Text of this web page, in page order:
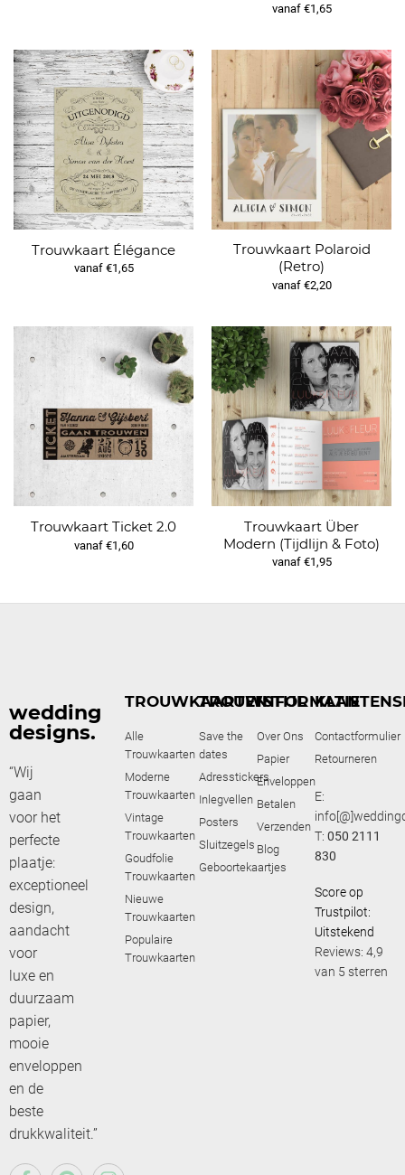
vanaf €1,65
Trouwkaart Élégance
vanaf €1,65
Trouwkaart Polaroid
(Retro)
vanaf €2,20
Trouwkaart Ticket 2.0
vanaf €1,60
Trouwkaart Über
Modern (Tijdlijn & Foto)
vanaf €1,95
wedding
designs.
“Wij
gaan
voor het
perfecte
plaatje:
exceptioneel
design,
aandacht
voor
luxe en
duurzaam
papier,
mooie
enveloppen
en de
beste
drukkwaliteit.”
TROUWKAARTEN
Alle
Trouwkaarten
Moderne
Trouwkaarten
Vintage
Trouwkaarten
Goudfolie
Trouwkaarten
Nieuwe
Trouwkaarten
Populaire
Trouwkaarten
TROUWSTIJL
Save the
dates
Adresstickers
Inlegvellen
Posters
Sluitzegels
Geboortekaartjes
INFORMATIE
Over Ons
Papier
Enveloppen
Betalen
Verzenden
Blog
Contactformulier
Retourneren
E:
T:050 2111
830
Score op
Trustpilot:
Uitstekend
Reviews: 4,9
van 5 sterren